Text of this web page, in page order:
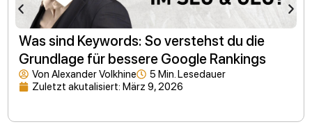
Was sind Keywords: So verstehst du die
Grundlage für bessere Google Rankings
VonAlexander Volkhine
5 Min. Lesedauer
Zuletzt akutalisiert: März 9, 2026